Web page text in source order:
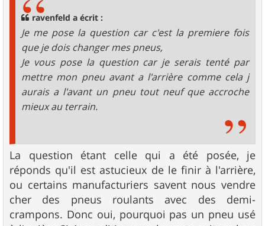
ravenfeld a écrit :
Je me pose la question car c'est la premiere fois
que je dois changer mes pneus,
Je vous pose la question car je serais tenté par
mettre mon pneu avant a l'arrière comme cela j
aurais a l'avant un pneu tout neuf que accroche
mieux au terrain.
La question étant celle qui a été posée, je
réponds qu'il est astucieux de le finir à l'arrière,
ou certains manufacturiers savent nous vendre
cher des pneus roulants avec des demi-
crampons. Donc oui, pourquoi pas un pneu usé